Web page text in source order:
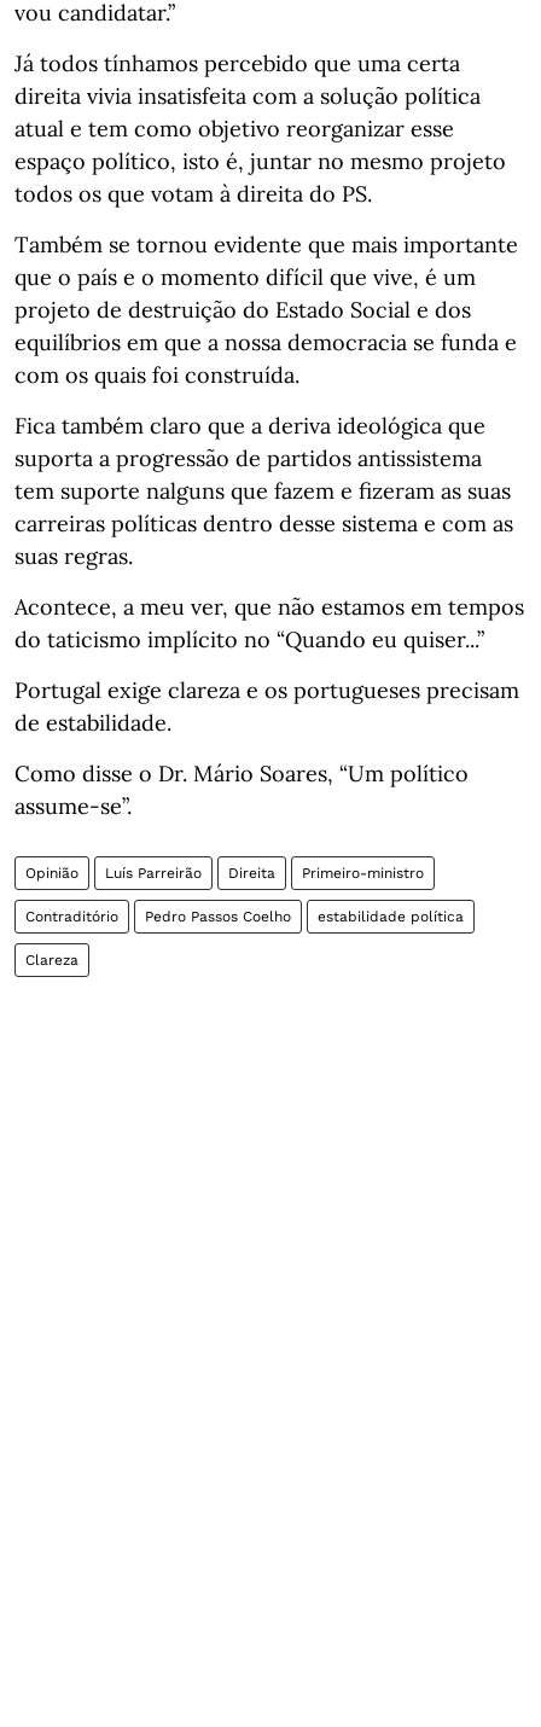
vou candidatar.”
Já todos tínhamos percebido que uma certa
direita vivia insatisfeita com a solução política
atual e tem como objetivo reorganizar esse
espaço político, isto é, juntar no mesmo projeto
todos os que votam à direita do PS.
Também se tornou evidente que mais importante
que o país e o momento difícil que vive, é um
projeto de destruição do Estado Social e dos
equilíbrios em que a nossa democracia se funda e
com os quais foi construída.
Fica também claro que a deriva ideológica que
suporta a progressão de partidos antissistema
tem suporte nalguns que fazem e fizeram as suas
carreiras políticas dentro desse sistema e com as
suas regras.
Acontece, a meu ver, que não estamos em tempos
do taticismo implícito no “Quando eu quiser...”
Portugal exige clareza e os portugueses precisam
de estabilidade.
Como disse o Dr. Mário Soares, “Um político
assume-se”.
Opinião Luís Parreirão Direita Primeiro-ministro
Contraditório Pedro Passos Coelho estabilidade política
Clareza